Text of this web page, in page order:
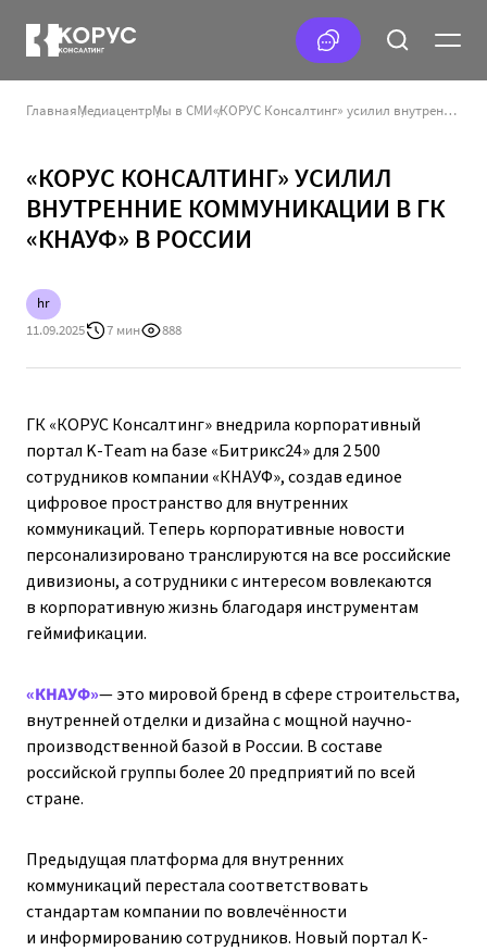
ГлавнаяМедиацентрМы в СМИ «КОРУС Консалтинг» усилил внутренние коммуникации в ГК «КНАУФ» в России
«КОРУС КОНСАЛТИНГ» УСИЛИЛ
ВНУТРЕННИЕ КОММУНИКАЦИИ В ГК
«КНАУФ» В РОССИИ
hr
11.09.2025
7 мин 888
ГК «КОРУС Консалтинг» внедрила корпоративный
портал K-Team на базе «Битрикс24» для 2 500
сотрудников компании «КНАУФ», создав единое
цифровое пространство для внутренних
коммуникаций. Теперь корпоративные новости
персонализировано транслируются на все российские
дивизионы, а сотрудники с интересом вовлекаются
в корпоративную жизнь благодаря инструментам
геймификации.
«КНАУФ»— это мировой бренд в сфере строительства,
внутренней отделки и дизайна с мощной научно-
производственной базой в России. В составе
российской группы более 20 предприятий по всей
стране.
Предыдущая платформа для внутренних
коммуникаций перестала соответствовать
стандартам компании по вовлечённости
и информированию сотрудников. Новый портал K-